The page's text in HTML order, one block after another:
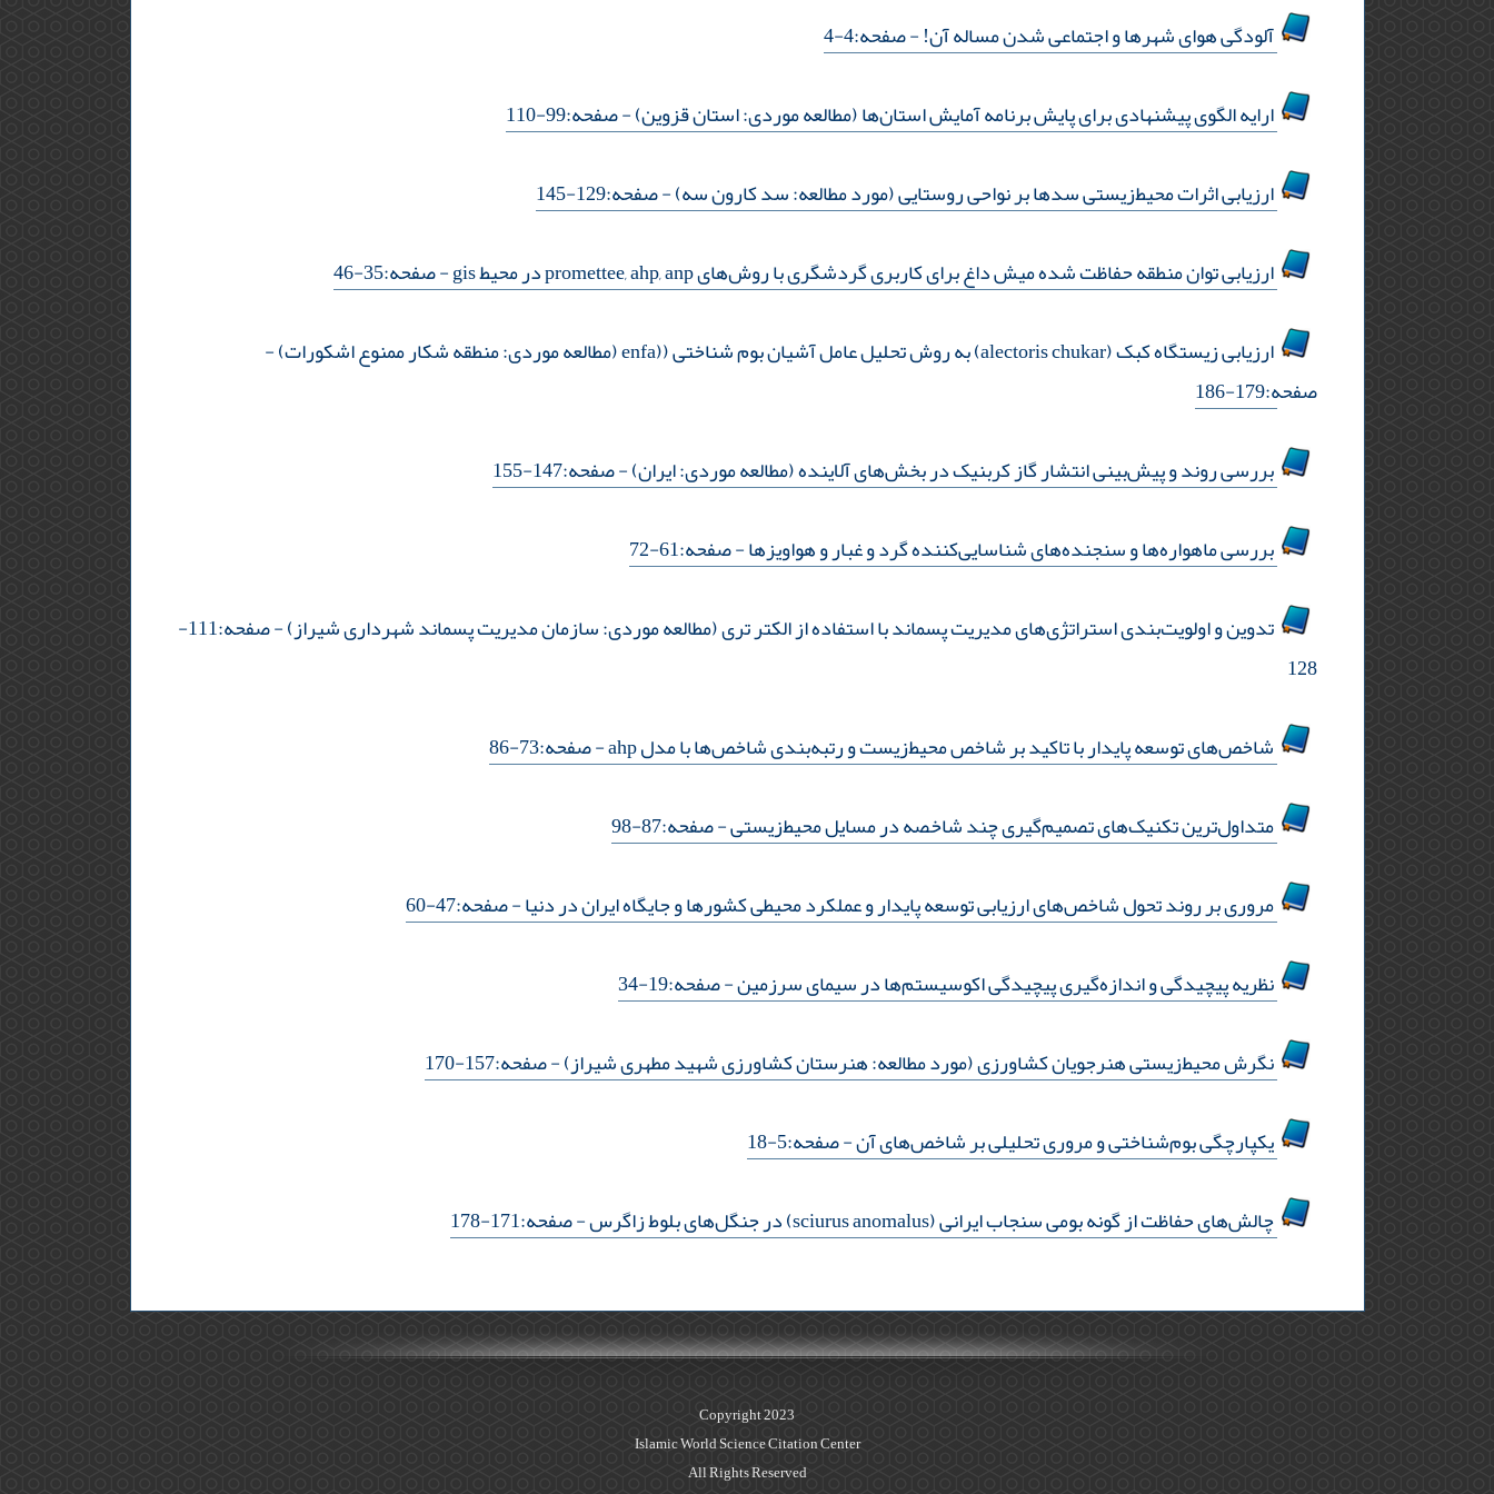
آلودگی هوای شهرها و اجتماعی شدن مساله آن!- صفحه:4-4
ارایه الگوی پیشنهادی برای پایش برنامه آمایش استان‌ها (مطالعه موردی: استان قزوین)- صفحه:99-110
ارزیابی اثرات ‌محیط‌زیستی سدها بر نواحی روستایی (مورد مطالعه: سد کارون سه)- صفحه:129-145
ارزیابی توان منطقه حفاظت شده میش داغ برای کاربری گردشگری با روش‌های promettee, ahp, anp در محیط gis
- صفحه:35-46
ارزیابی زیستگاه کبک (alectoris chukar) به روش تحلیل عامل آشیان بوم شناختی ((enfa (مطالعه موردی: منطقه شکار ممنوع اشکورات)
-
صفحه:179-186
بررسی روند و پیش‌‌بینی انتشار گاز کربنیک در بخش‌‌های آلاینده (مطالعه موردی: ایران)- صفحه:147-155
بررسی ماهواره‌ها و سنجنده‌های شناسایی‌کننده گرد و غبار و هواویزها- صفحه:61-72
تدوین و اولویت‌‌بندی استراتژی‌‌های مدیریت پسماند با استفاده از الکتر تری (مطالعه موردی: سازمان مدیریت پسماند شهرداری شیراز)
- صفحه:111-
128
شاخص‌های توسعه پایدار با تاکید بر شاخص محیط‌زیست و رتبه‌بندی شاخص‌‌ها با مدل ahp
- صفحه:73-86
متداول‌ترین تکنیک‌های تصمیم‌گیری چند شاخصه در مسایل محیط‌زیستی- صفحه:87-98
مروری بر روند تحول شاخص‌های ارزیابی توسعه پایدار و عملکرد محیطی کشورها و جایگاه ایران در دنیا- صفحه:47-60
نظریه پیچیدگی و اندازه‌‌گیری پیچیدگی اکوسیستم‌‌ها در سیمای سرزمین- صفحه:19-34
نگرش ‌محیط‌زیستی هنرجویان کشاورزی (مورد مطالعه: هنرستان کشاورزی شهید مطهری شیراز)- صفحه:157-170
یکپارچگی بوم‌‌شناختی و مروری تحلیلی بر شاخص‌‌های آن- صفحه:5-18
چالش‌‌های حفاظت از گونه بومی سنجاب ایرانی (sciurus anomalus) در جنگل‌‌های بلوط زاگرس
- صفحه:171-178
Copyright 2023
Islamic World Science Citation Center
All Rights Reserved